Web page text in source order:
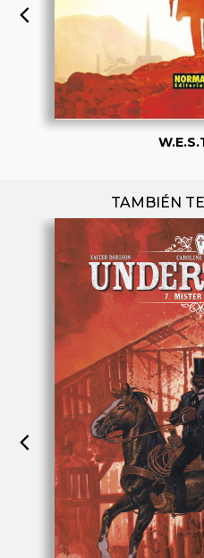
TAMBIÉN